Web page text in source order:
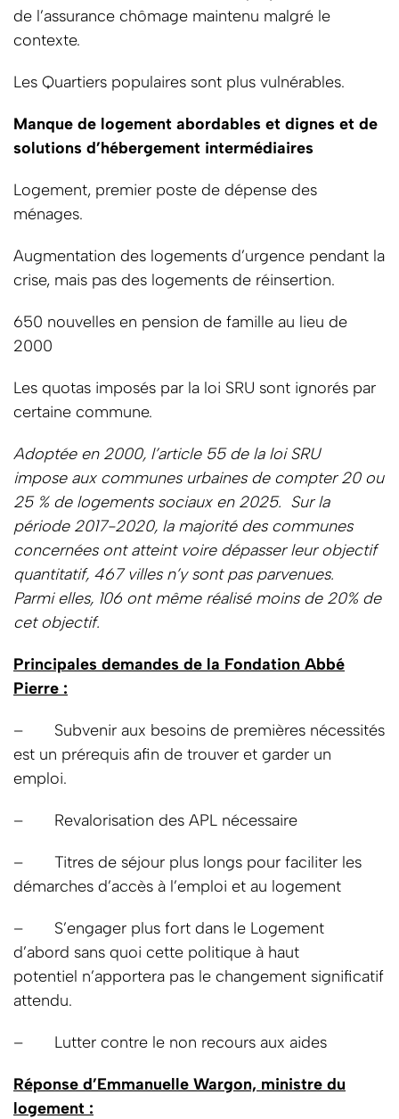
de l’assurance chômage maintenu malgré le
contexte.
Les Quartiers populaires sont plus vulnérables.
Manque de logement abordables et dignes et de
solutions d’hébergement intermédiaires
Logement, premier poste de dépense des
ménages.
Augmentation des logements d’urgence pendant la
crise, mais pas des logements de réinsertion.
650 nouvelles en pension de famille au lieu de
2000
Les quotas imposés par la loi SRU sont ignorés par
certaine commune.
Adoptée en 2000, l’article 55 de la loi SRU
impose aux communes urbaines de compter 20 ou
25 % de logements sociaux en 2025. Sur la
période 2017-2020, la majorité des communes
concernées ont atteint voire dépasser leur objectif
quantitatif, 467 villes n’y sont pas parvenues.
Parmi elles, 106 ont même réalisé moins de 20% de
cet objectif.
Principales demandes de la Fondation Abbé
Pierre :
– Subvenir aux besoins de premières nécessités
est un prérequis afin de trouver et garder un
emploi.
– Revalorisation des APL nécessaire
– Titres de séjour plus longs pour faciliter les
démarches d’accès à l’emploi et au logement
– S’engager plus fort dans le Logement
d’abord sans quoi cette politique à haut
potentiel n’apportera pas le changement significatif
attendu.
– Lutter contre le non recours aux aides
Réponse d’Emmanuelle Wargon, ministre du
logement :